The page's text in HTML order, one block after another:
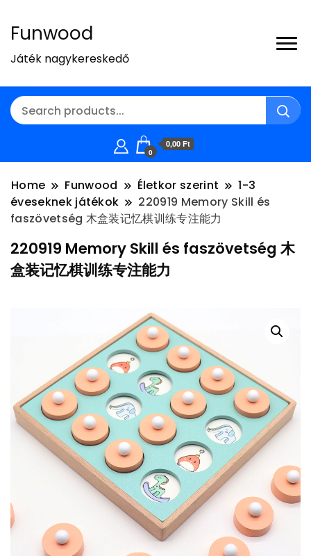
Funwood
Játék nagykereskedő
0
0,00 Ft
Home Funwood Életkor szerint
1-3
éveseknek játékok
220919 Memory Skill és
faszövetség 木盒装记忆棋训练专注能力
220919 Memory Skill és faszövetség 木
盒装记忆棋训练专注能力